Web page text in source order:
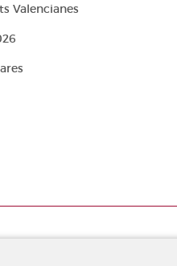
Valencianes